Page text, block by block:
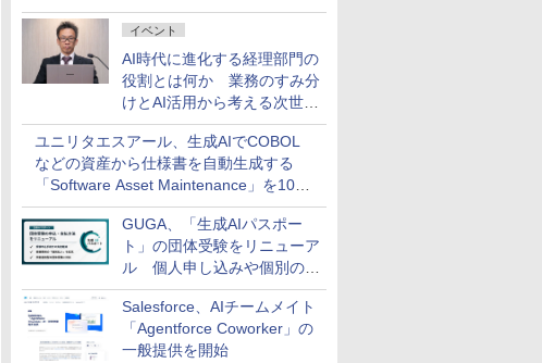
ダッシュボード画面を搭載
イベント
AI時代に進化する経理部門の
役割とは何か 業務のすみ分
けとAI活用から考える次世代
ファイナンス戦略
ユニリタエスアール、生成AIでCOBOL
などの資産から仕様書を自動生成する
「Software Asset Maintenance」を10月
に発売
GUGA、「生成AIパスポー
ト」の団体受験をリニューア
ル 個人申し込みや個別の支
払いなどに対応
Salesforce、AIチームメイト
「Agentforce Coworker」の
一般提供を開始